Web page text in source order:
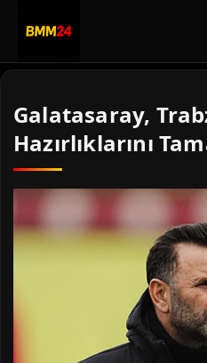
Galatasaray,
Hazırlıklarını